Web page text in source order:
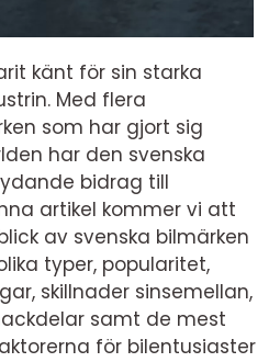
känt för sin starka
Med flera
som har gjort sig
har den svenska
bidrag till
artikel kommer vi att
av svenska bilmärken
typer, popularitet,
skillnader sinsemellan,
samt de mest
för bilentusiaster